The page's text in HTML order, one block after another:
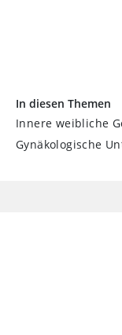
In diesen Themen
Innere weibliche
Gynäkologische